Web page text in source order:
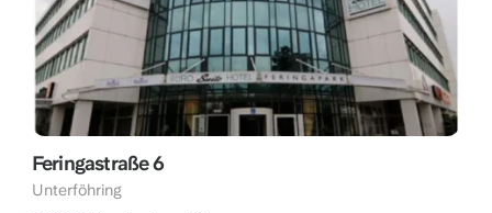
Feringastraße 6
Unterföhring